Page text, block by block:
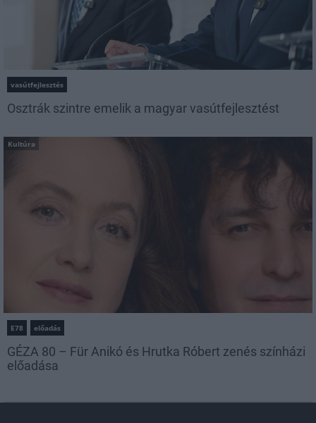
vasútfejlesztés
Osztrák szintre emelik a magyar vasútfejlesztést
Kultúra
E78 előadás
GÉZA 80 – Für Anikó és Hrutka Róbert zenés színházi
előadása